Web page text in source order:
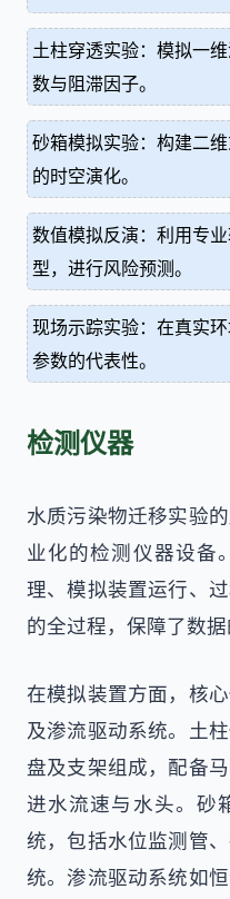
土柱穿透实验：模拟一
数与阻滞因子。
砂箱模拟实验：构建二
的时空演化。
数值模拟反演：利用专
型，进行风险预测。
现场示踪实验：在真实
参数的代表性。
检测仪器
水质污染物迁移实验
业化的检测仪器设备
理、模拟装置运行、
的全过程，保障了数据
在模拟装置方面，核
及渗流驱动系统。土
盘及支架组成，配备
进水流速与水头。砂
统，包括水位监测管
统。渗流驱动系统如